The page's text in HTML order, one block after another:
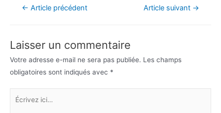
Navigation
← Article précédent Article suivant →
Laisser un commentaire
Votre adresse e-mail ne sera pas publiée. Les champs
obligatoires sont indiqués avec *
Écrivez